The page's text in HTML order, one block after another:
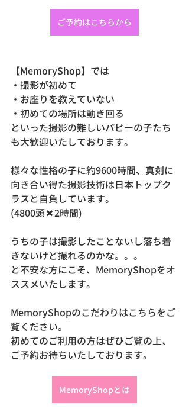
ご予約はこちらから
【MemoryShop】では
・撮影が初めて
・お座りを教えていない
・初めての場所は動き回る
といった撮影の難しいパピーの子たち
も大歓迎いたしております。
様々な性格の子に約9600時間、真剣に
向き合い得た撮影技術は日本トップク
ラスと自負しています。
(4800頭✖️2時間)
うちの子は撮影したことないし落ち着
きないけど撮れるのかな。。。
と不安な方にこそ、MemoryShopをオ
ススメいたします。
MemoryShopのこだわりはこちらをご
覧ください。
初めてのご利用の方はぜひご覧の上、
ご予約お待ちいたしております。
MemoryShopとは